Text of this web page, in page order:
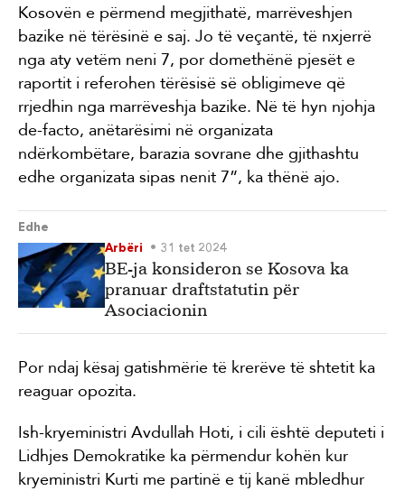
Kosovën e përmend megjithatë, marrëveshjen
bazike në tërësinë e saj. Jo të veçantë, të nxjerrë
nga aty vetëm neni 7, por domethënë pjesët e
raportit i referohen tërësisë së obligimeve që
rrjedhin nga marrëveshja bazike. Në të hyn njohja
de-facto, anëtarësimi në organizata
ndërkombëtare, barazia sovrane dhe gjithashtu
edhe organizata sipas nenit 7”, ka thënë ajo.
Edhe
Arbëri
31 tet 2024
BE-ja konsideron se Kosova ka
pranuar draftstatutin për
Asociacionin
Por ndaj kësaj gatishmërie të krerëve të shtetit ka
reaguar opozita.
Ish-kryeministri Avdullah Hoti, i cili është deputeti i
Lidhjes Demokratike ka përmendur kohën kur
kryeministri Kurti me partinë e tij kanë mbledhur